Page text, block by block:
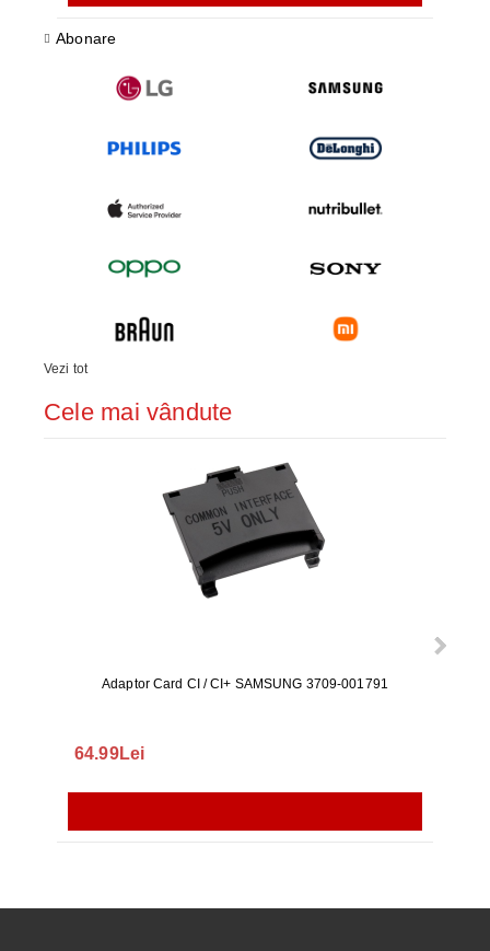
Abonare
Vezi tot
Cele mai vândute
Adaptor Card CI / CI+ SAMSUNG 3709-001791
64.99Lei